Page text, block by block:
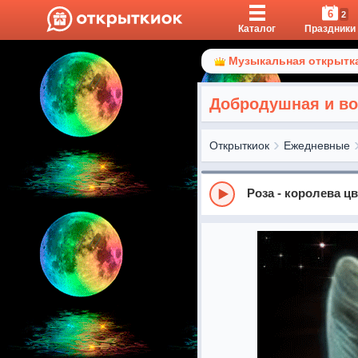
Каталог
6 2
Праздники
Музыкальная
Добродушная и
Открыткиок Ежедневные
Роза - королева